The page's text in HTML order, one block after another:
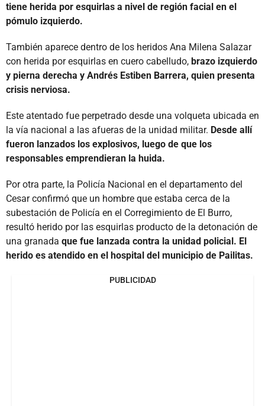
tiene herida por esquirlas a nivel de región facial en el
pómulo izquierdo.
También aparece dentro de los heridos Ana Milena Salazar
con herida por esquirlas en cuero cabelludo, brazo izquierdo
y pierna derecha y Andrés Estiben Barrera, quien presenta
crisis nerviosa.
Este atentado fue perpetrado desde una volqueta ubicada en
la vía nacional a las afueras de la unidad militar. Desde allí
fueron lanzados los explosivos, luego de que los
responsables emprendieran la huida.
Por otra parte, la Policía Nacional en el departamento del
Cesar confirmó que un hombre que estaba cerca de la
subestación de Policía en el Corregimiento de El Burro,
resultó herido por las esquirlas producto de la detonación de
una granada que fue lanzada contra la unidad policial. El
herido es atendido en el hospital del municipio de Pailitas.
PUBLICIDAD